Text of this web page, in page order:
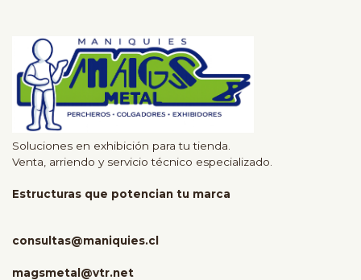
Soluciones en exhibición para tu tienda.
Venta, arriendo y servicio técnico especializado.
Estructuras que potencian tu marca
consultas@maniquies.cl
magsmetal@vtr.net